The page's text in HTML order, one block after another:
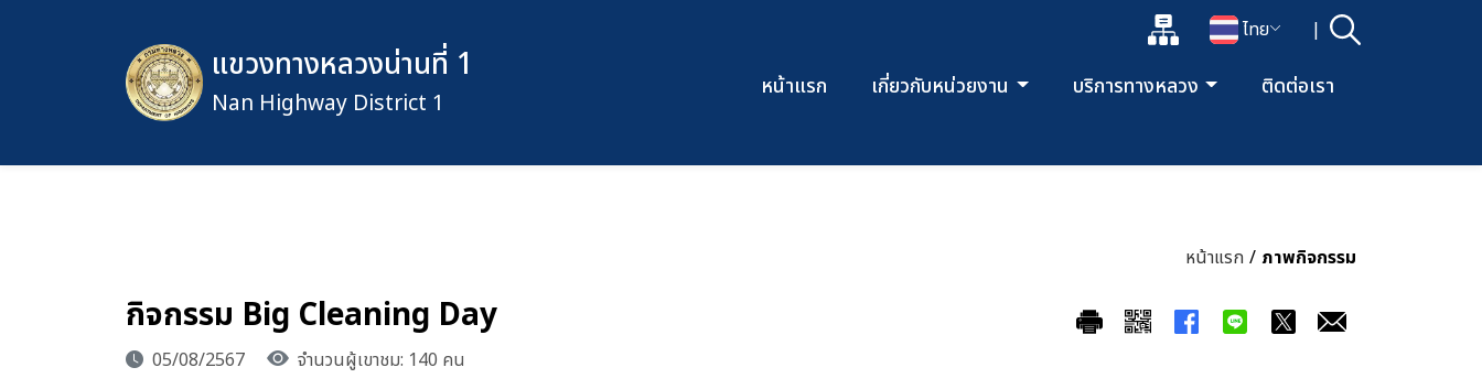
แผนผังเว็บไซต์
เปลี่ยนภาษา
ไทย | ค้นหา
เปิดกล่องค้นหาข้อมูลหลักของเว็บไซต์
แขวงทางหลวงน่านที่ 1
Nan Highway District 1
หน้าแรก เกี่ยวกับหน่วยงาน บริการทางหลวง ติดต่อเรา
หน้าแรก / ภาพกิจกรรม
กิจกรรม Big Cleaning Day
05/08/2567 จำนวนผู้เขาชม: 140 คน